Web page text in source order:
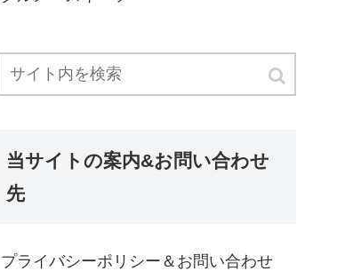
当サイトの案内&お問い合わせ
先
プライバシーポリシー＆お問い合わせ